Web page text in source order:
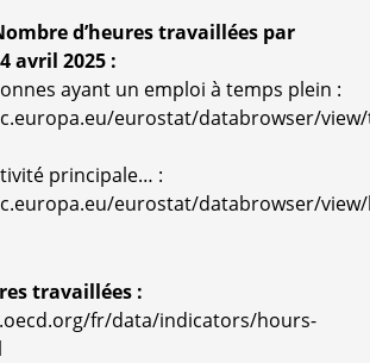
d’heures travaillées par
avril 2025 :
ayant un emploi à temps plein :
eurostat/databrowser/
principale… :
eurostat/databrowser/
travaillées :
fr/data/indicators/hours-